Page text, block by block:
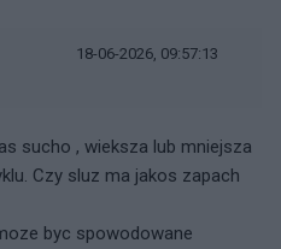
18-06-2026, 09:57:13
sucho , wieksza lub mniejsza
Czy sluz ma jakos zapach
byc spowodowane